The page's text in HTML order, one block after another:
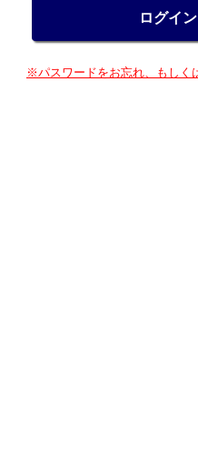
※パスワードをお忘れ、もしく